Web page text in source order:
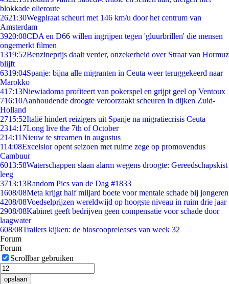
blokkade olieroute
2621:30Wegpiraat scheurt met 146 km/u door het centrum van
Amsterdam
3920:08CDA en D66 willen ingrijpen tegen 'gluurbrillen' die mensen
ongemerkt filmen
1319:52Benzineprijs daalt verder, onzekerheid over Straat van Hormuz
blijft
6319:04Spanje: bijna alle migranten in Ceuta weer teruggekeerd naar
Marokko
417:13Niewiadoma profiteert van pokerspel en grijpt geel op Ventoux
716:10Aanhoudende droogte veroorzaakt scheuren in dijken Zuid-
Holland
2715:52Italië hindert reizigers uit Spanje na migratiecrisis Ceuta
2314:17Long live the 7th of October
214:11Nieuw te streamen in augustus
114:08Excelsior opent seizoen met ruime zege op promovendus
Cambuur
6013:58Waterschappen slaan alarm wegens droogte: Gereedschapskist
leeg
3713:13Random Pics van de Dag #1833
1608/08Meta krijgt half miljard boete voor mentale schade bij jongeren
4208/08Voedselprijzen wereldwijd op hoogste niveau in ruim drie jaar
2908/08Kabinet geeft bedrijven geen compensatie voor schade door
laagwater
608/08Trailers kijken: de bioscoopreleases van week 32
Forum
Forum
Scrollbar gebruiken
opslaan